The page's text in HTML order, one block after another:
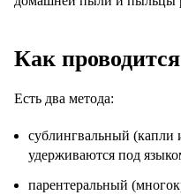
Как
Есть два метода:
сублингвальный (капли
удерживаются под
парентеральный